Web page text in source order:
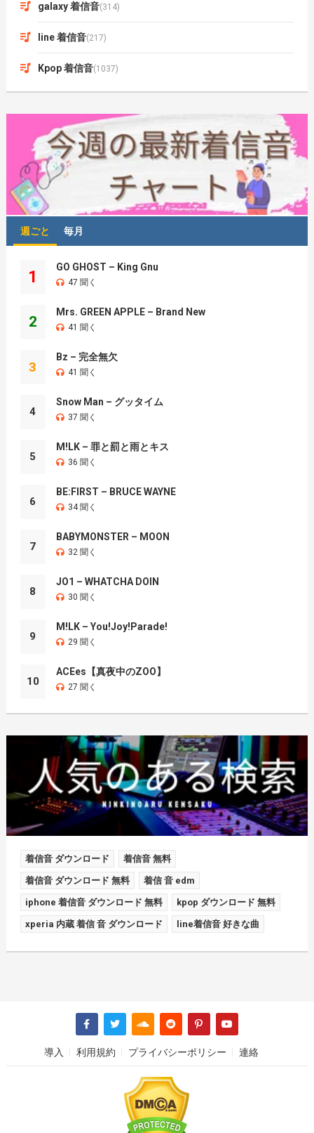
galaxy 着信音(314)
line 着信音(217)
Kpop 着信音(1037)
週ごと 毎月
1
GO GHOST – King Gnu
47 聞く
2
Mrs. GREEN APPLE – Brand New
41 聞く
3
Bz – 完全無欠
41 聞く
4
Snow Man – グッタイム
37 聞く
5
M!LK – 罪と罰と雨とキス
36 聞く
6
BE:FIRST – BRUCE WAYNE
34 聞く
7
BABYMONSTER – MOON
32 聞く
8
JO1 – WHATCHA DOIN
30 聞く
9
M!LK – You!Joy!Parade!
29 聞く
10
ACEes【真夜中のZOO】
27 聞く
着信音 ダウンロード 着信音 無料
着信音 ダウンロード 無料 着信 音 edm
iphone 着信音 ダウンロード 無料 kpop ダウンロード 無料
xperia 内蔵 着信 音 ダウンロード line着信音 好きな曲
導入 利用規約 プライバシーポリシー 連絡